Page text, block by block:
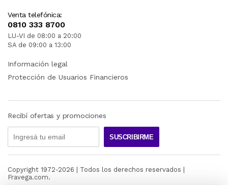
Venta telefónica:
0810 333 8700
LU-VI de 08:00 a 20:00
SA de 09:00 a 13:00
Información legal
Protección de Usuarios Financieros
Recibí ofertas y promociones
SUSCRIBIRME
Copyright 1972-2026 | Todos los derechos reservados |
Fravega.com.